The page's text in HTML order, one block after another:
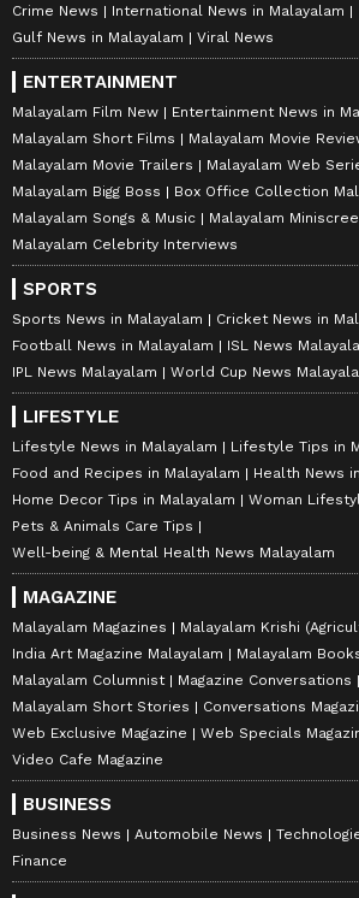
Crime News
International News in Malayalam
Gulf News in Malayalam
Viral News
ENTERTAINMENT
Malayalam Film New
Entertainment News in
Malayalam Short Films
Malayalam Movie
Malayalam Movie Trailers
Malayalam Web
Malayalam Bigg Boss
Box Office Collection
Malayalam Songs & Music
Malayalam
Malayalam Celebrity Interviews
SPORTS
Sports News in Malayalam
Cricket News in
Football News in Malayalam
ISL News
IPL News Malayalam
World Cup News
LIFESTYLE
Lifestyle News in Malayalam
Lifestyle Tips in
Food and Recipes in Malayalam
Health News
Home Decor Tips in Malayalam
Woman
Pets & Animals Care Tips
Well-being & Mental Health News Malayalam
MAGAZINE
Malayalam Magazines
Malayalam Krishi
India Art Magazine Malayalam
Malayalam
Malayalam Columnist
Magazine Conversations
Malayalam Short Stories
Conversations
Web Exclusive Magazine
Web Specials
Video Cafe Magazine
BUSINESS
Business News Automobile News
Finance